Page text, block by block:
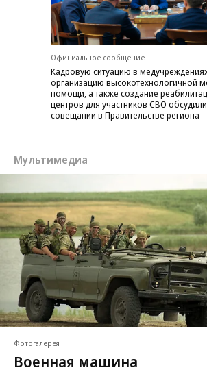
Официальное сообщение
Кадровую ситуацию в
организацию высокотехнологичной
помощи, а также создание
центров для участников СВО
совещании в Правительстве региона
Мультимедиа
Фотогалерея
Военная машина